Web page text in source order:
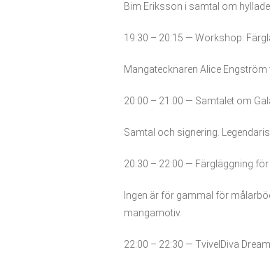
Bim Eriksson i samtal om
19:30 – 20:15 — Workshop:
Mangatecknaren Alice
20:00 – 21:00 — Samtalet om
Samtal och signering.
20:30 – 22:00 — Färgläggning
Ingen är för gammal för
mangamotiv.
22:00 – 22:30 — TvivelDiva